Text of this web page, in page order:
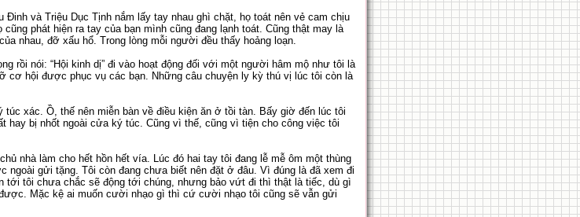
Đinh và Triệu Dục Tịnh nắm lấy tay nhau ghì chặt, họ toát nên vẻ cam chịu
phát hiện ra tay của bạn mình cũng đang lạnh toát. Cũng thật may là
nhau, đỡ xấu hổ. Trong lòng mỗi người đều thấy hoảng loạn.
rồi nói: “Hội kinh dị” đi vào hoạt động đối với một người hâm mộ như tôi là
cơ hội được phục vụ các bạn. Những câu chuyện ly kỳ thú vị lúc tôi còn là
xác. Ồ, thế nên miễn bàn về điều kiện ăn ở tồi tàn. Bấy giờ đến lúc tôi
hay bị nhốt ngoài cửa ký túc. Cũng vì thế, cũng vì tiện cho công việc tôi
nhà làm cho hết hồn hết vía. Lúc đó hai tay tôi đang lễ mễ ôm một thùng
ngoài gửi tặng. Tôi còn đang chưa biết nên đặt ở đâu. Vì đúng là đã xem đi
tới tôi chưa chắc sẽ động tới chúng, nhưng bảo vứt đi thì thật là tiếc, dù gì
Mặc kệ ai muốn cười nhạo gì thì cứ cười nhạo tôi cũng sẽ vẫn gửi